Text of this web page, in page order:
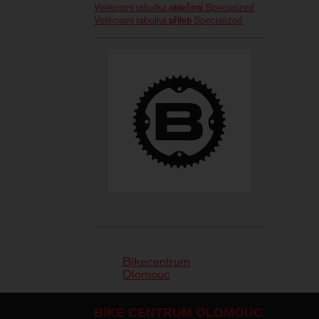
Velikostní tabulka oblečení Specialized
Velikostní tabulka přileb Specialized
Bikecentrum
Olomouc
BIKE CENTRUM OLOMOUC